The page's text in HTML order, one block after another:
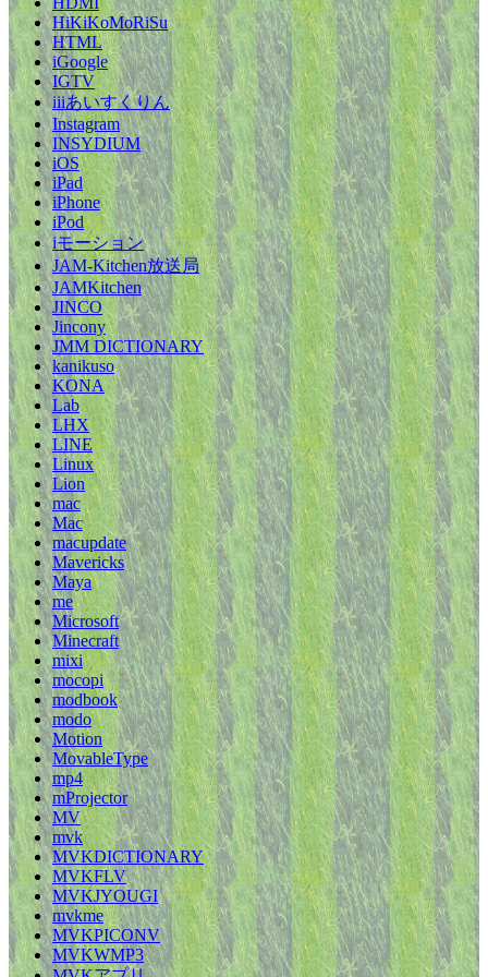
HiKiKoMoRiSu
HTML
iGoogle
IGTV
iiiあいすくりん
Instagram
INSYDIUM
iOS
iPad
iPhone
iPod
iモーション
JAM-Kitchen放送局
JAMKitchen
JINCO
Jincony
JMM DICTIONARY
kanikuso
KONA
Lab
LHX
LINE
Linux
Lion
mac
Mac
macupdate
Mavericks
Maya
me
Microsoft
Minecraft
mixi
mocopi
modbook
modo
Motion
MovableType
mp4
mProjector
MV
mvk
MVKDICTIONARY
MVKFLV
MVKJYOUGI
mvkme
MVKPICONV
MVKWMP3